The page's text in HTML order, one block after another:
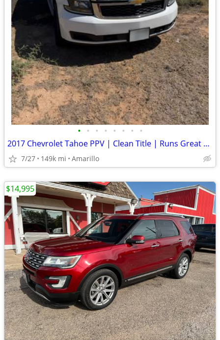
• • • • • • • •
2017 Chevrolet Tahoe PPV | Clean Title | Runs Great | Cold A/C
7/27 149k mi Amarillo
$14,995